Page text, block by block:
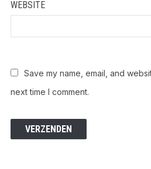
WEBSITE
Save my name, email, and
next time I comment.